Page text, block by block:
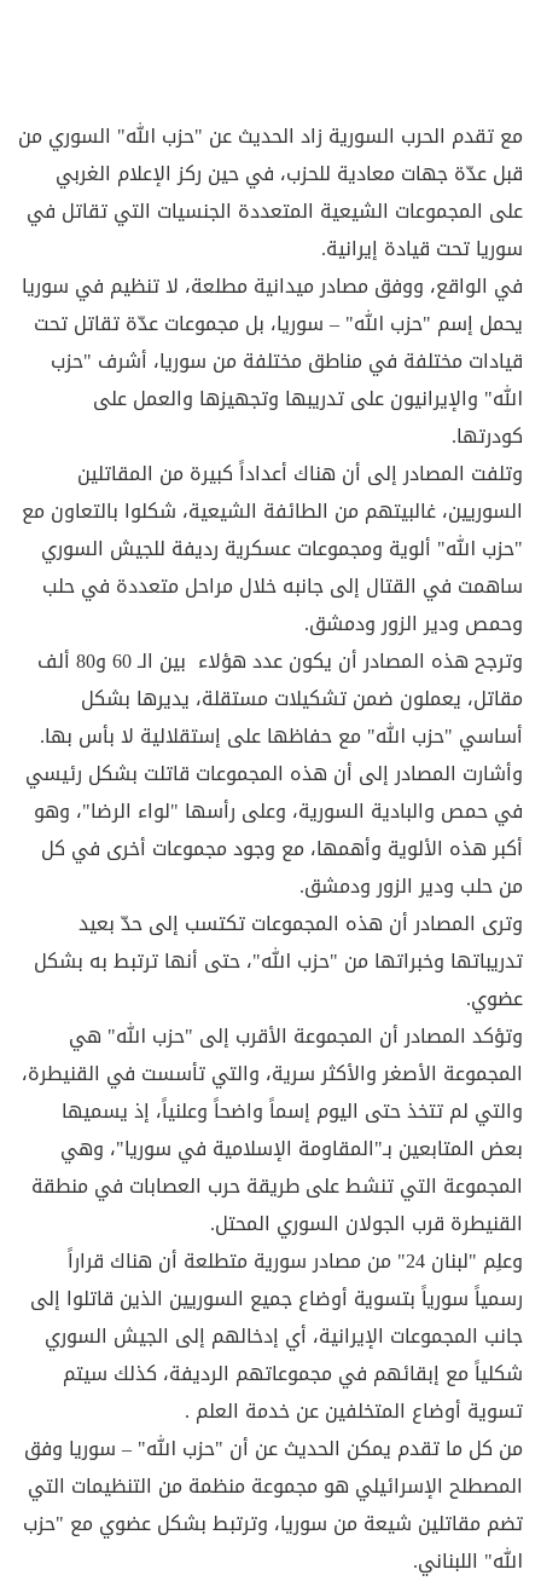
مع تقدم الحرب السورية زاد الحديث عن "حزب الله" السوري من
قبل عدّة جهات معادية للحزب، في حين ركز الإعلام الغربي
على المجموعات الشيعية المتعددة الجنسيات التي تقاتل في
سوريا تحت قيادة إيرانية.
في الواقع، ووفق مصادر ميدانية مطلعة، لا تنظيم في سوريا
يحمل إسم "حزب الله" – سوريا، بل مجموعات عدّة تقاتل تحت
قيادات مختلفة في مناطق مختلفة من سوريا، أشرف "حزب
الله" والإيرانيون على تدريبها وتجهيزها والعمل على
كودرتها.
وتلفت المصادر إلى أن هناك أعداداً كبيرة من المقاتلين
السوريين، غالبيتهم من الطائفة الشيعية، شكلوا بالتعاون مع
"حزب الله" ألوية ومجموعات عسكرية رديفة للجيش السوري
ساهمت في القتال إلى جانبه خلال مراحل متعددة في حلب
وحمص ودير الزور ودمشق.
وترجح هذه المصادر أن يكون عدد هؤلاء بين الـ 60 و80 ألف
مقاتل، يعملون ضمن تشكيلات مستقلة، يديرها بشكل
أساسي "حزب الله" مع حفاظها على إستقلالية لا بأس بها.
وأشارت المصادر إلى أن هذه المجموعات قاتلت بشكل رئيسي
في حمص والبادية السورية، وعلى رأسها "لواء الرضا"، وهو
أكبر هذه الألوية وأهمها، مع وجود مجموعات أخرى في كل
من حلب ودير الزور ودمشق.
وترى المصادر أن هذه المجموعات تكتسب إلى حدّ بعيد
تدريباتها وخبراتها من "حزب الله"، حتى أنها ترتبط به بشكل
عضوي.
وتؤكد المصادر أن المجموعة الأقرب إلى "حزب الله" هي
المجموعة الأصغر والأكثر سرية، والتي تأسست في القنيطرة،
والتي لم تتخذ حتى اليوم إسماً واضحاً وعلنياً، إذ يسميها
بعض المتابعين بـ"المقاومة الإسلامية في سوريا"، وهي
المجموعة التي تنشط على طريقة حرب العصابات في منطقة
القنيطرة قرب الجولان السوري المحتل.
وعلِم "لبنان 24" من مصادر سورية متطلعة أن هناك قراراً
رسمياً سورياً بتسوية أوضاع جميع السوريين الذين قاتلوا إلى
جانب المجموعات الإيرانية، أي إدخالهم إلى الجيش السوري
شكلياً مع إبقائهم في مجموعاتهم الرديفة، كذلك سيتم
تسوية أوضاع المتخلفين عن خدمة العلم .
من كل ما تقدم يمكن الحديث عن أن "حزب الله" – سوريا وفق
المصطلح الإسرائيلي هو مجموعة منظمة من التنظيمات التي
تضم مقاتلين شيعة من سوريا، وترتبط بشكل عضوي مع "حزب
الله" اللبناني.